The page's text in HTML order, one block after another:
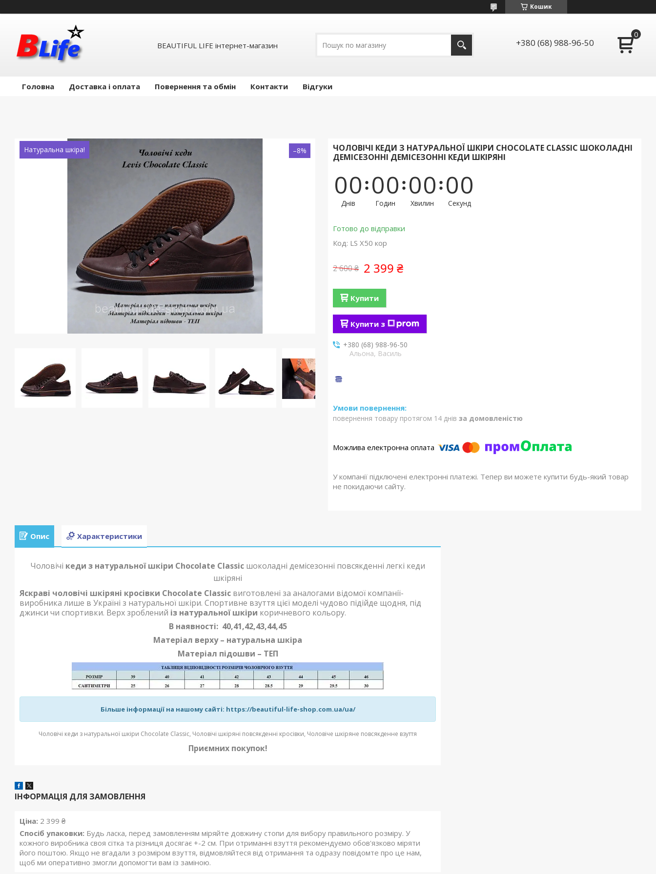
Кошик
BEAUTIFUL LIFE інтернет-магазин +380 (68) 988-96-50
Головна Доставка і оплата Повернення та обмін Контакти Відгуки
Натуральна шкіра! –8%
ЧОЛОВІЧІ КЕДИ З НАТУРАЛЬНОЇ ШКІРИ CHOCOLATE CLASSIC ШОКОЛАДНІ
ДЕМІСЕЗОННІ ДЕМІСЕЗОННІ КЕДИ ШКІРЯНІ
00
Днів
00
Годин
00
Хвилин
00
Секунд
Готово до відправки
Код: LS X50 кор
2 600 ₴ 2 399 ₴
Купити
Купити з
+380 (68) 988-96-50
Альона, Василь
повернення товару протягом 14 днів за домовленістю
У компанії підключені електронні платежі. Тепер ви можете купити будь-який товар
не покидаючи сайту.
Опис Характеристики
Чоловічі кеди з натуральної шкіри Chocolate Classic шоколадні демісезонні повсякденні легкі кеди
шкіряні
Яскраві чоловічі шкіряні кросівки Chocolate Classic виготовлені за аналогами відомої компанії-
виробника лише в Україні з натуральної шкіри. Спортивне взуття цієї моделі чудово підійде щодня, під
джинси чи спортивки. Верх зроблений із натуральної шкіри коричневого кольору.
В наявності:40,41,42,43,44,45
Матеріал верху – натуральна шкіра
Матеріал підошви – ТЕП
Більше інформації на нашому сайті: https://beautiful-life-shop.com.ua/ua/
Чоловічі кеди з натуральної шкіри Chocolate Classic, Чоловічі шкіряні повсякденні кросівки, Чоловіче шкіряне повсякденне взуття
Приємних покупок!
ІНФОРМАЦІЯ ДЛЯ ЗАМОВЛЕННЯ
Ціна: 2 399 ₴
Спосіб упаковки: Будь ласка, перед замовленням міряйте довжину стопи для вибору правильного розміру. У
кожного виробника своя сітка та різниця досягає +-2 см. При отриманні взуття рекомендуємо обов'язково міряти
його поштою. Якщо не вгадали з розміром взуття, відмовляйтеся від отримання та одразу повідомте про це нам,
щоб ми оперативно змогли допомогти вам із заміною.